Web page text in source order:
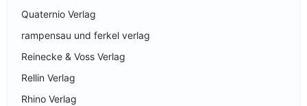
Quaternio Verlag
rampensau und ferkel verlag
Reinecke & Voss Verlag
Rellin Verlag
Rhino Verlag